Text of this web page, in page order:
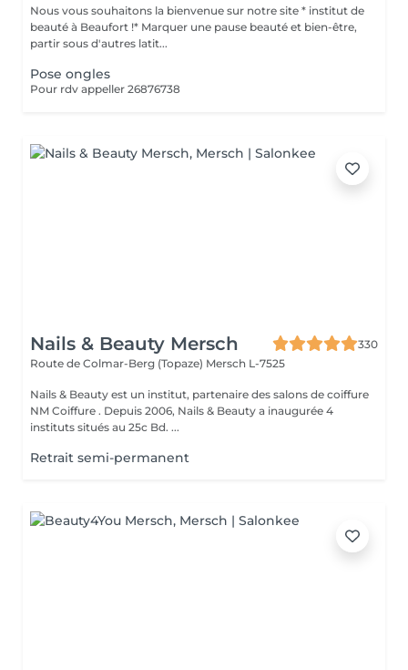
Nous vous souhaitons la bienvenue sur notre site * institut de
beauté à Beaufort !* Marquer une pause beauté et bien-être,
partir sous d'autres latit...
Pose ongles
Pour rdv appeller 26876738
Nails & Beauty Mersch
330
Route de Colmar-Berg (Topaze) Mersch L-7525
Nails & Beauty est un institut, partenaire des salons de coiffure
NM Coiffure . Depuis 2006, Nails & Beauty a inaugurée 4
instituts situés au 25c Bd. ...
Retrait semi-permanent